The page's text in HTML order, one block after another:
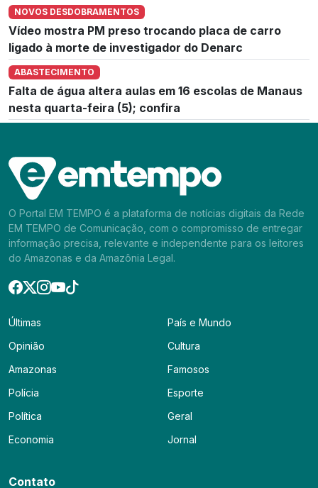
NOVOS DESDOBRAMENTOS
Vídeo mostra PM preso trocando placa de carro
ligado à morte de investigador do Denarc
ABASTECIMENTO
Falta de água altera aulas em 16 escolas de Manaus
nesta quarta-feira (5); confira
O Portal EM TEMPO é a plataforma de notícias digitais da Rede
EM TEMPO de Comunicação, com o compromisso de entregar
informação precisa, relevante e independente para os leitores
do Amazonas e da Amazônia Legal.
Últimas
Opinião
Amazonas
Polícia
Política
Economia
País e Mundo
Cultura
Famosos
Esporte
Geral
Jornal
Contato